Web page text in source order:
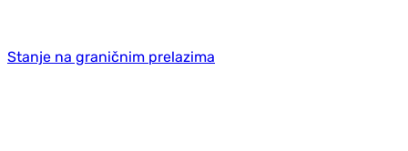
Stanje na graničnim prelazima